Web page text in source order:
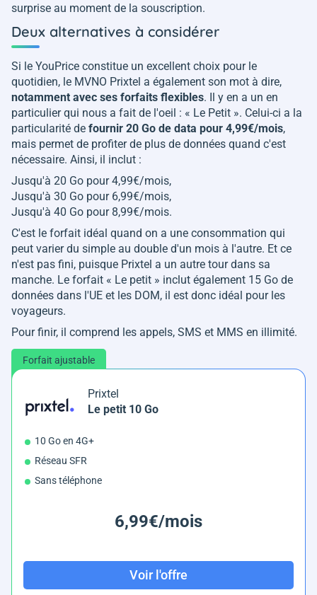
surprise au moment de la souscription.
Deux alternatives à considérer
Si le YouPrice constitue un excellent choix pour le
quotidien, le MVNO Prixtel a également son mot à dire,
notamment avec ses forfaits flexibles. Il y en a un en
particulier qui nous a fait de l'oeil : « Le Petit ». Celui-ci a la
particularité de fournir 20 Go de data pour 4,99€/mois,
mais permet de profiter de plus de données quand c'est
nécessaire. Ainsi, il inclut :
Jusqu'à 20 Go pour 4,99€/mois,
Jusqu'à 30 Go pour 6,99€/mois,
Jusqu'à 40 Go pour 8,99€/mois.
C'est le forfait idéal quand on a une consommation qui
peut varier du simple au double d'un mois à l'autre. Et ce
n'est pas fini, puisque Prixtel a un autre tour dans sa
manche. Le forfait « Le petit » inclut également 15 Go de
données dans l'UE et les DOM, il est donc idéal pour les
voyageurs.
Pour finir, il comprend les appels, SMS et MMS en illimité.
Forfait ajustable
Prixtel
Le petit 10 Go
10 Go en 4G+
Réseau SFR
Sans téléphone
6,99€/mois
Voir l'offre